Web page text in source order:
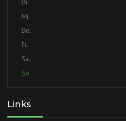
Di.
Mi.
Do.
Fr.
Sa.
So.
Links